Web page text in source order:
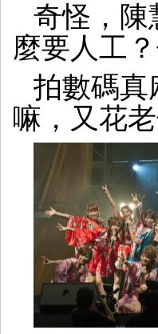
奇怪，陳
麼要人工
拍數碼真
嘛，又花老